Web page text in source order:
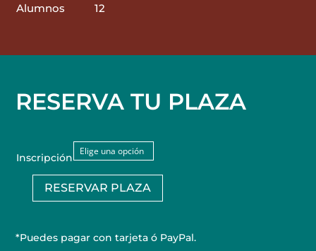
Alumnos 12
RESERVA TU PLAZA
Inscripción
ProCreate
cantidad
RESERVAR PLAZA
*Puedes pagar con tarjeta ó PayPal.